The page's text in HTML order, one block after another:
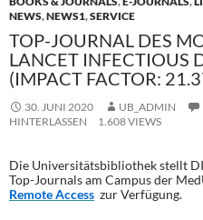
NEWS,NEWS1,SERVICE
TOP-JOURNAL DES
LANCET INFECTIOUS
(IMPACT FACTOR:
30. JUNI 2020 UB_ADMIN
HINTERLASSEN
1.608 VIEWS
Die Universitätsbibliothek stellt
Top-Journals am Campus der
Remote Access zur Verfügung.